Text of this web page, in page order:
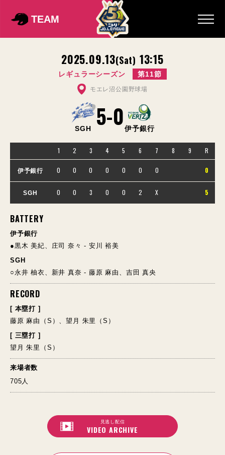
TEAM
2025.09.13(Sat) 13:15
レギュラーシーズン 第11節
モエレ沼公園野球場
SGH 5-0伊予銀行
1 2 3 4 5 6 7 8 9 R
伊予銀行 0 0 0 0 0 0 0 0
SGH 0 0 3 0 0 2 X 5
BATTERY
伊予銀行
●黒木 美紀、庄司 奈々 - 安川 裕美
SGH
○永井 柚衣、新井 真奈 - 藤原 麻由、吉田 真央
RECORD
[ 本塁打 ]
藤原 麻由（S）、望月 朱里（S）
[ 三塁打 ]
望月 朱里（S）
来場者数
705人
見逃し配信
VIDEO ARCHIVE